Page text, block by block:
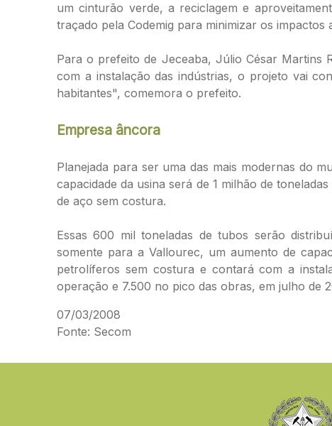
um cinturão verde, a reciclagem e
traçado pela Codemig para minimizar os
Para o prefeito de Jeceaba, Júlio César Martins
com a instalação das indústrias, o projeto vai
habitantes", comemora o prefeito.
Empresa âncora
Planejada para ser uma das mais modernas do
capacidade da usina será de 1 milhão de
de aço sem costura.
Essas 600 mil toneladas de tubos serão
somente para a Vallourec, um aumento de
petrolíferos sem costura e contará com a
operação e 7.500 no pico das obras, em julho de
07/03/2008
Fonte: Secom